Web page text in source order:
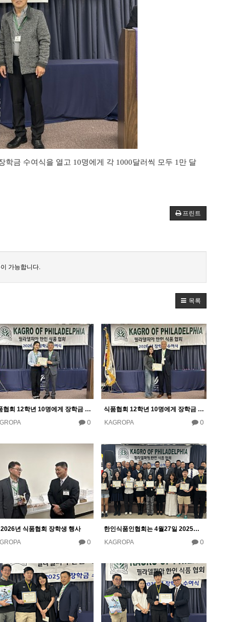
학금 수여식을 열고 10명에게 각 1000달러씩 모두 1 만 달
프린트
가능합니다.
목록
식품협회 12학년 10명에게 장학금 10000달러 수여
0
식품협회 12학년 10명에게 장학금 10000달러 수여
KAGROPA
0
2026년 식품협회 장학생 행사
0
한인식품인협회는 4월27일 2025년도 장학금 수여식
KAGROPA
0